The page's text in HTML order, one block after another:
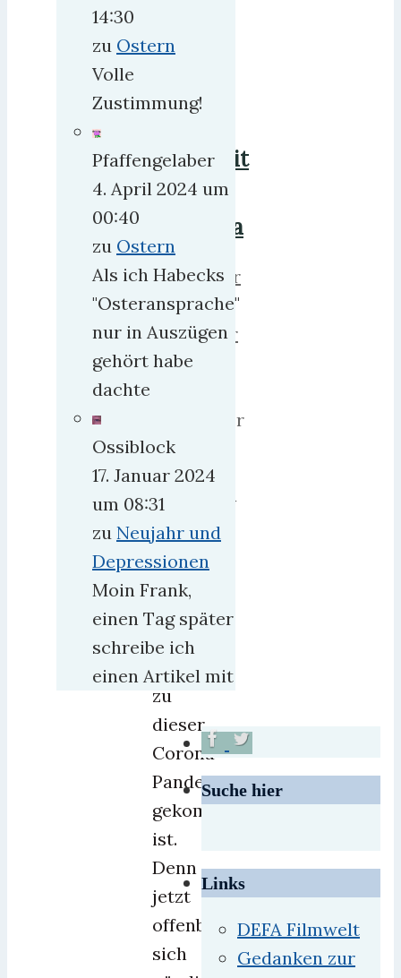
mehr
Freiheit
für
Corona
herrweber
1.
Dezember
2020
September
2021
Eigentlich
müsste
man
froh
sein,
daß
es
zu
dieser
Corona-
Pandemie
gekommen
ist.
Denn
jetzt
offenbart
sich
14:30
zu Ostern
Volle
Zustimmung!
Pfaffengelaber
4. April 2024 um
00:40
zu Ostern
Als ich Habecks
"Osteransprache"
nur in Auszügen
gehört habe
dachte
Ossiblock
17. Januar 2024
um 08:31
zu Neujahr und
Depressionen
Moin Frank,
einen Tag später
schreibe ich
einen Artikel mit
Suche hier
Links
DEFA Filmwelt
Gedanken zur